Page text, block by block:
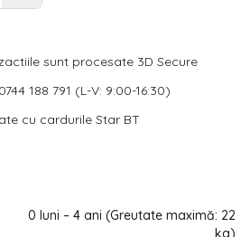
sunt procesate 3D Secure
188 791 (L-V: 9:00-16:30)
cu cardurile Star BT
0 luni – 4 ani (Greutate maximă: 22
kg)